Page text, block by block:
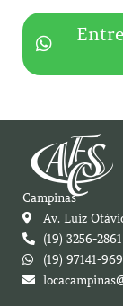
Campinas
Av. Luiz
(19) 3256-2861
(19) 97141-